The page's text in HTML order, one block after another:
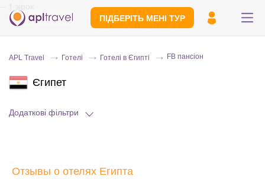
ПІДБЕРІТЬ МЕНІ ТУР
Надішліть свій номер телефону
APL Travel Готелі Готелі в Єгипті FB пансіон
Єгипет
Додаткові фільтри
Отзывы о отелях Египта